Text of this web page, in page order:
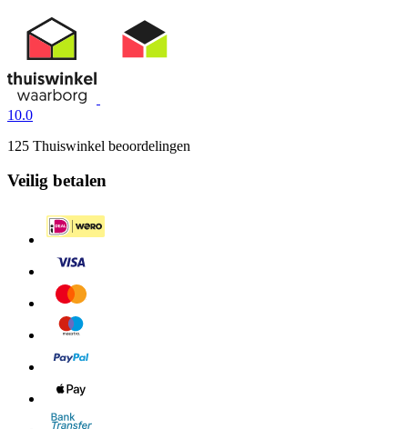
10.0
125 Thuiswinkel beoordelingen
Veilig betalen